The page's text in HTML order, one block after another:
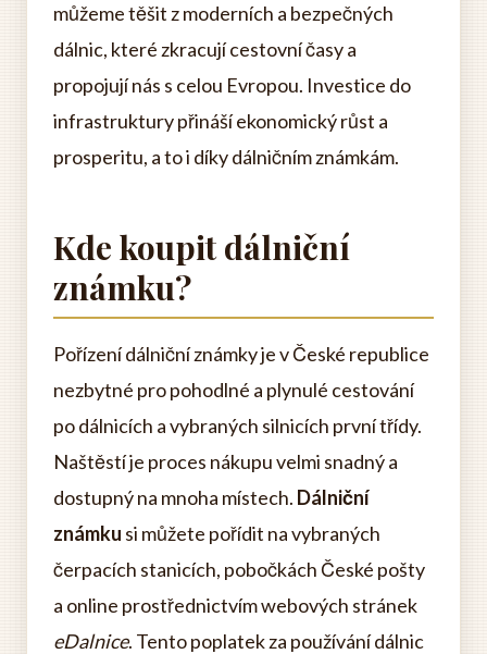
můžeme těšit z moderních a bezpečných
dálnic, které zkracují cestovní časy a
propojují nás s celou Evropou. Investice do
infrastruktury přináší ekonomický růst a
prosperitu, a to i díky dálničním známkám.
Kde koupit dálniční
známku?
Pořízení dálniční známky je v České republice
nezbytné pro pohodlné a plynulé cestování
po dálnicích a vybraných silnicích první třídy.
Naštěstí je proces nákupu velmi snadný a
dostupný na mnoha místech. Dálniční
známku si můžete pořídit na vybraných
čerpacích stanicích, pobočkách České pošty
a online prostřednictvím webových stránek
eDalnice. Tento poplatek za používání dálnic